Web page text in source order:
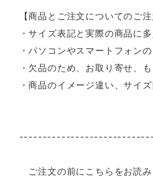
【商品とご注文についてのご注
・サイズ表記と実際の商品に
・パソコンやスマートフォン
・欠品のため、お取り寄せ、
・商品のイメージ違い、サイ
ご注文の前にこちらをお読